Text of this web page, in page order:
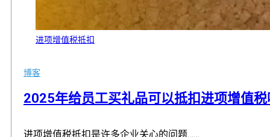
进项增值税抵扣
博客
2025年给员工买礼品可以抵扣进项增值税
进项增值税抵扣是许多企业关心的问题……